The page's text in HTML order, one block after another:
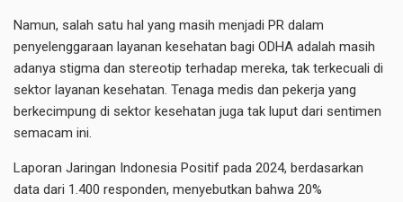
Namun, salah satu hal yang masih menjadi PR dalam
penyelenggaraan layanan kesehatan bagi ODHA adalah masih
adanya stigma dan stereotip terhadap mereka, tak terkecuali di
sektor layanan kesehatan. Tenaga medis dan pekerja yang
berkecimpung di sektor kesehatan juga tak luput dari sentimen
semacam ini.
Laporan Jaringan Indonesia Positif pada 2024, berdasarkan
data dari 1.400 responden, menyebutkan bahwa 20%